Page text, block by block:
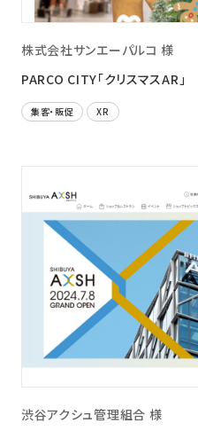
株式会社サンエーパルコ 様
PARCO CITY「クリスマスAR」
集客・販促 XR
渋谷アクシュ管理組合 様